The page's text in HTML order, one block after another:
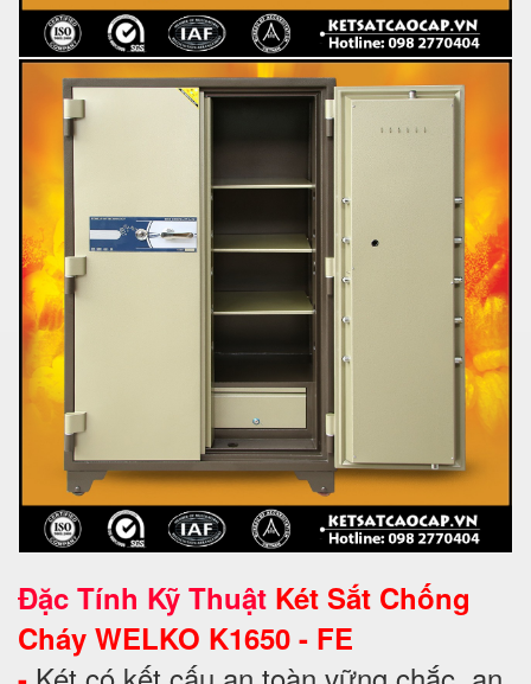
Đặc Tính Kỹ Thuật Két Sắt Chống
Cháy WELKO K1650 - FE